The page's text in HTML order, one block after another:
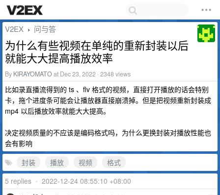
V2EX › 问与答
为什么有些视频在单纯的重新封装以后
就能大大提高播放效率
By KIRAYOMATOat Dec 23, 2022 · 2348 views
比如录直播流得到的 ts 、flv 格式的视频，直接打开播放的话会特别
卡，拖个进度条可能会让播放器直接崩溃掉。但是把视频重新封装成
mp4 以后播放效率就能大大提高。
决定视频质量的不应该是编码格式吗，为什么更换封装对播放性能也
会有影响
封装
播放 视频
格式
5 replies • 2022-12-24 08:55:10 +08:00